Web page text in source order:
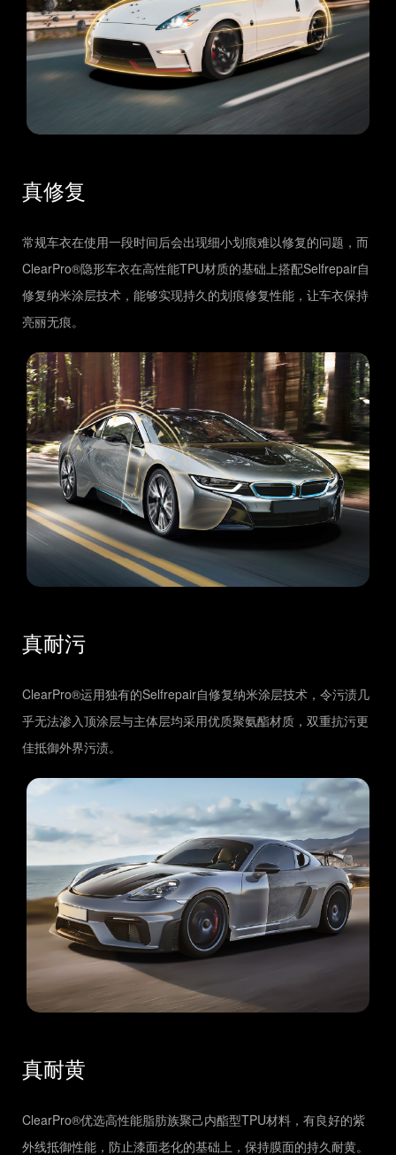
真修复
常规车衣在使用一段时间后会出现细小划痕难以修复的问题，而
ClearPro®隐形车衣在高性能TPU材质的基础上搭配Selfrepair自
修复纳米涂层技术，能够实现持久的划痕修复性能，让车衣保持
亮丽无痕。
真耐污
ClearPro®运用独有的Selfrepair自修复纳米涂层技术，令污渍几
乎无法渗入顶涂层与主体层均采用优质聚氨酯材质，双重抗污更
佳抵御外界污渍。
真耐黄
ClearPro®优选高性能脂肪族聚己内酯型TPU材料，有良好的紫
外线抵御性能，防止漆面老化的基础上，保持膜面的持久耐黄。